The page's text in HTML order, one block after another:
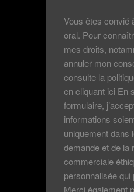
Vous êtes convié
oral. Pour
mes droits,
annuler mon
consulte la
en cliquant ici En
formulaire,
informations
uniquement dans
demande et de la
commerciale
personnalisée qui
Merci également